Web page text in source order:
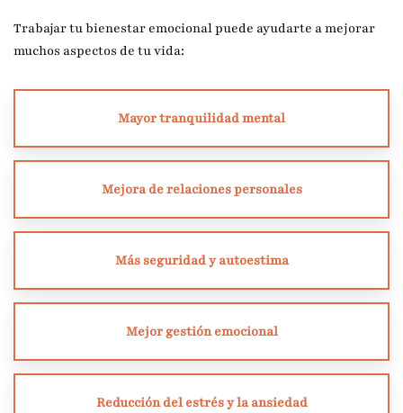
Trabajar tu bienestar emocional puede ayudarte a mejorar
muchos aspectos de tu vida:
Mayor tranquilidad mental
Mejora de relaciones personales
Más seguridad y autoestima
Mejor gestión emocional
Reducción del estrés y la ansiedad